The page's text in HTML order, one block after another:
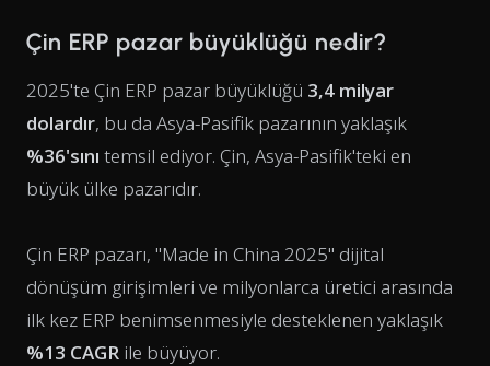
Çin ERP pazar büyüklüğü nedir?
2025'te Çin ERP pazar büyüklüğü 3,4 milyar
dolardır, bu da Asya-Pasifik pazarının yaklaşık
%36'sını temsil ediyor. Çin, Asya-Pasifik'teki en
büyük ülke pazarıdır.
Çin ERP pazarı, "Made in China 2025" dijital
dönüşüm girişimleri ve milyonlarca üretici arasında
ilk kez ERP benimsenmesiyle desteklenen yaklaşık
%13 CAGR ile büyüyor.